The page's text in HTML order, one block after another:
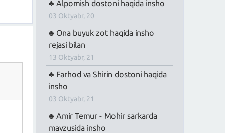
Alpomish dostoni haqida insho
03 Oktyabr, 20
Ona buyuk zot haqida insho
rejasi bilan
13 Oktyabr, 21
Farhod va Shirin dostoni haqida
insho
03 Oktyabr, 21
Amir Temur - Mohir sarkarda
mavzusida insho